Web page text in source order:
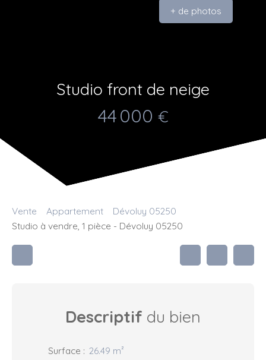
+ de photos
Studio front de neige
44 000 €
Vente Appartement
Dévoluy 05250
Studio à vendre, 1 pièce - Dévoluy 05250
Descriptif du bien
Surface : 26.49 m²